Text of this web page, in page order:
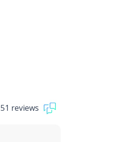
51 reviews